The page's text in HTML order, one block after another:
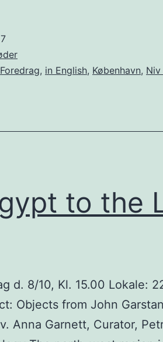
Foredrag, in English, København, Niv
to the
d. 8/10, Kl. 15.00 Lokale:
Objects from John
Anna Garnett, Curator,